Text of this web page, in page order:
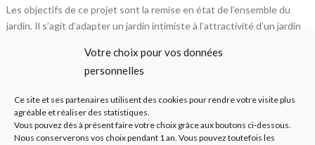
Votre choix pour vos données
personnelles
Ce site et ses partenaires utilisent des cookies pour rendre votre visite plus
agréable et réaliser des statistiques.
Vous pouvez dès à présent faire votre choix grâce aux boutons ci-dessous.
Nous conserverons vos choix pendant 1 an. Vous pouvez toutefois les
Les objectifs de ce projet sont la remise en état de l’ensemble du
jardin. Il s’agit d’adapter un jardin intimiste à l’attractivité d’un jardin
contemporaine es usages et techniques d’entretien tout en restant
respectueux du dessin et des ambiances du jardin auquel les
L’ensemble des sculptures et des arbres remarquables seront
conservés et mis en valeur. Les allées seront restaurées, la roseraie